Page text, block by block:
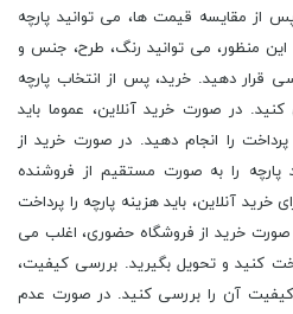
پس از مقایسه قیمت ها، می توانید پارچه
این منظور، می توانید رنگ، طرح، جنس و
قرار دهید. خرید، پس از انتخاب پارچه
در صورت خرید آنلاین، عموما باید
پرداخت را انجام دهید. در صورت خرید از
را به صورت مستقیم از فروشنده
خرید آنلاین، باید هزینه پارچه را پرداخت
صورت خرید از فروشگاه حضوری، اغلب می
کنید و تحویل بگیرید. بررسی کیفیت،
کیفیت آن را بررسی کنید. در صورت عدم